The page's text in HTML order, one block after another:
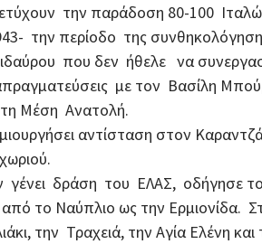
την παράδοση 80-100
την περίοδο της
που δεν ήθελε να
με τον Βασίλη
Μέση Ανατολή.
αντίσταση στον
δράση του ΕΛΑΣ, οδήγησε
το Ναύπλιο ως την Ερμιονίδα.
την Τραχειά, την Αγία Ελένη